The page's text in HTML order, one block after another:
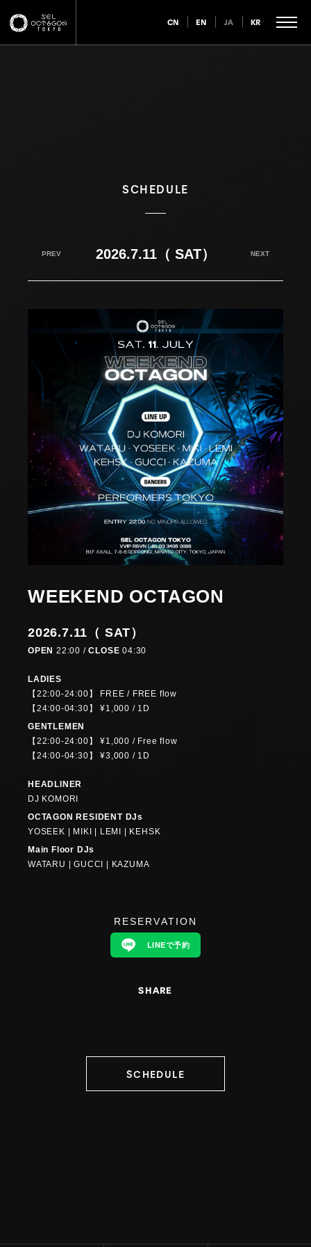
CN EN JA KR
SCHEDULE
PREV 2026.7.11（ SAT） NEXT
WEEKEND OCTAGON
2026.7.11（ SAT）
OPEN 22:00 /CLOSE 04:30
LADIES
【22:00-24:00】 FREE / FREE flow
【24:00-04:30】 ¥1,000 / 1D
GENTLEMEN
【22:00-24:00】 ¥1,000 / Free flow
【24:00-04:30】 ¥3,000 / 1D
HEADLINER
DJ KOMORI
OCTAGON RESIDENT DJs
YOSEEK | MIKI | LEMI | KEHSK
Main Floor DJs
WATARU | GUCCI | KAZUMA
RESERVATION
LINEで予約
SHARE
SCHEDULE